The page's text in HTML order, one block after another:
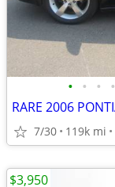
• • • •
7/30 119k mi
$3,950